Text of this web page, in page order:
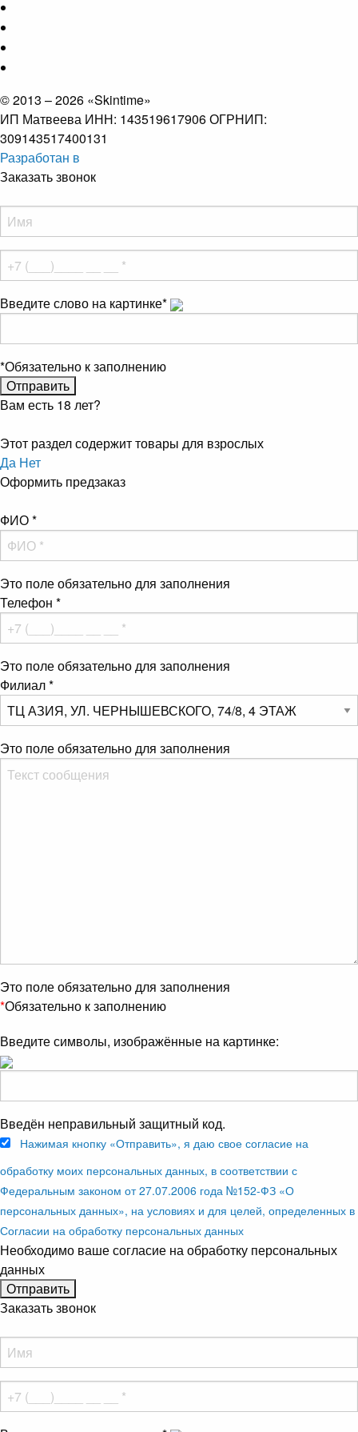
© 2013 – 2026 «Skintime»
ИП Матвеева ИНН: 143519617906 ОГРНИП:
309143517400131
Разработан в
Заказать звонок
Введите слово на картинке*
*Обязательно к заполнению
Вам есть 18 лет?
Этот раздел содержит товары для взрослых
Да Нет
Оформить предзаказ
ФИО*
Это поле обязательно для заполнения
Телефон *
Это поле обязательно для заполнения
Филиал*
Это поле обязательно для заполнения
Это поле обязательно для заполнения
*Обязательно к заполнению
Введите символы, изображённые на картинке:
Введён неправильный защитный код.
Нажимая кнопку «Отправить», я даю свое согласие на
обработку моих персональных данных, в соответствии с
Федеральным законом от 27.07.2006 года №152-ФЗ «О
персональных данных», на условиях и для целей, определенных в
Согласии на обработку персональных данных
Необходимо ваше согласие на обработку персональных
данных
Заказать звонок